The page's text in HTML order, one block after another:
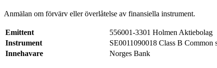
Anmälan om förvärv eller överlåtelse av finansiella instrument.
Emittent
556001-3301 Holmen Aktiebolag
Instrument
SE0011090018 Class B Common
Innehavare
Norges Bank